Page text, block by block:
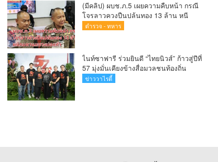
(มีคลิป) ผบช.ภ.5 เผยความคืบหน้า กรณี
โจรลาวควงปืนปล้นทอง 13 ล้าน หนี
กบดานแขวงบ่อแก้ว
ตำรวจ - ทหาร
ไนท์ซาฟารี ร่วมยินดี “ไทยนิวส์” ก้าวสู่ปีที่
57 มุ่งมั่นเคียงข้างสื่อมวลชนท้องถิ่น
ข่าววาไรตี้